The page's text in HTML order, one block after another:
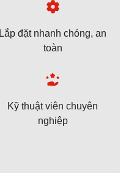
Lắp đặt nhanh chóng, an
toàn
Kỹ thuật viên chuyên
nghiệp